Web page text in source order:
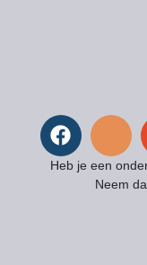
Heb je een
Neem